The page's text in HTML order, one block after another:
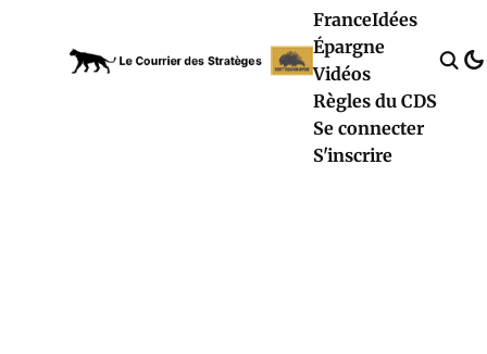
FranceIdées
Épargne
Vidéos
Règles du CDS
Se connecter
S'inscrire